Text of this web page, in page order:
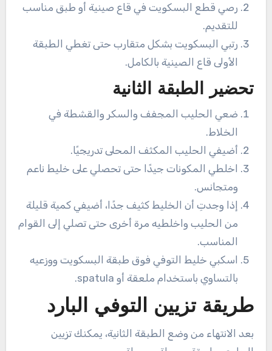
رصي قطع البسكويت في قاع صينية أو طبق مناسب
للتقديم.
رتبي البسكويت بشكل متقارب حتى تغطي الطبقة
الأولى قاع الصينية بالكامل.
تحضير الطبقة الثانية
ضعي الحليب المجفف والسكر والقشطة في
الخلاط.
أضيفي الحليب المكثف المحلى تدريجيًا.
اخلطي المكونات جيدًا حتى تحصلي على خليط ناعم
ومتجانس.
إذا وجدتِ أن الخليط كثيف جدًا، أضيفي كمية قليلة
من الحليب واخلطيه مرة أخرى حتى تصلي إلى القوام
المناسب.
اسكبي خليط التوفي فوق طبقة البسكويت ووزعيه
بالتساوي باستخدام ملعقة أو spatula.
طريقة تزيين التوفي البارد
بعد الانتهاء من وضع الطبقة الثانية، يمكنك تزيين